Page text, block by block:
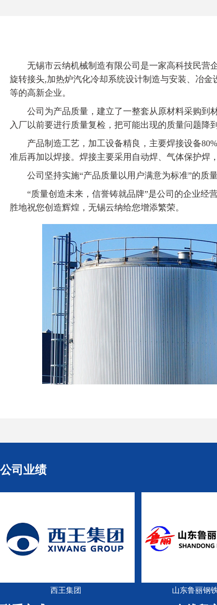
无锡市云纳机械制造有限公司是一家高科技民营
旋转接头,加热炉汽化冷却系统设计制造与安装、冶
等的高新企业。
公司为产品质量，建立了一整套从原材料采购到
入厂以前要进行质量复检，把可能出现的质量问题降
产品制造工艺，加工设备精良，主要焊接设备
准后再加以焊接。焊接主要采用自动焊、气体保护焊
公司坚持实施“产品质量以用户满意为标准”的质
“质量创造未来，信誉铸就品牌”是公司的企业经
胜地祝您创造辉煌，无锡云纳给您增添繁荣。
公司业绩
西王集团 山东鲁丽钢铁